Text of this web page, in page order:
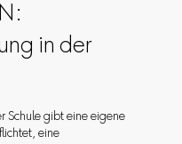
in der
Schule gibt eine eigene
eine